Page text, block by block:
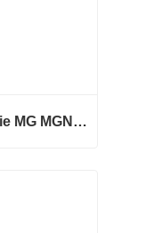
Guía Lineal Mini Serie MG MGNR MGWR Fabricación